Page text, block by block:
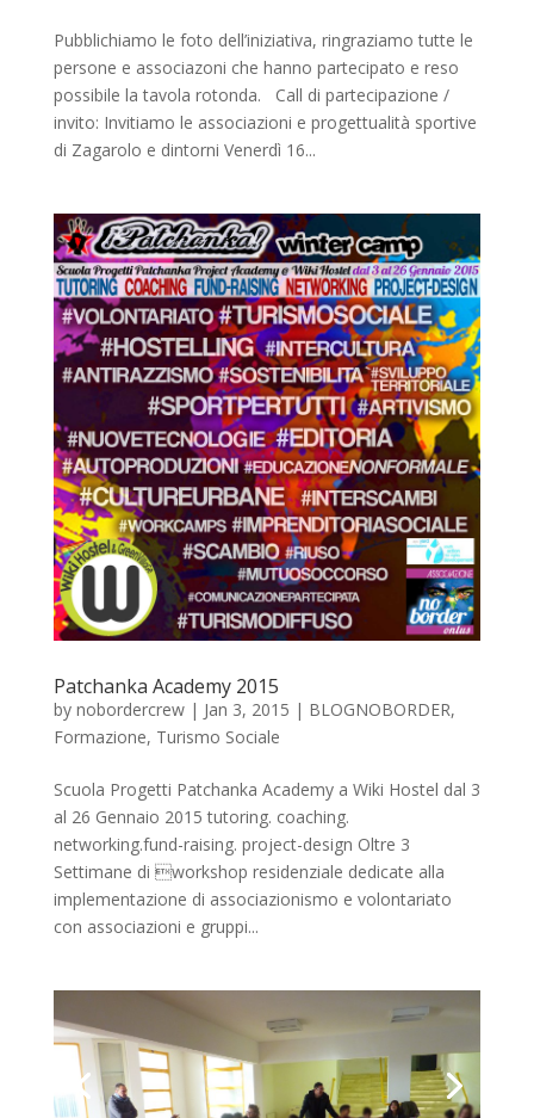
Pubblichiamo le foto dell’iniziativa, ringraziamo tutte le
persone e associazoni che hanno partecipato e reso
possibile la tavola rotonda. Call di partecipazione /
invito: Invitiamo le associazioni e progettualità sportive
di Zagarolo e dintorni Venerdì 16...
Patchanka Academy 2015
by nobordercrew| Jan 3, 2015 | BLOGNOBORDER,
Formazione, Turismo Sociale
Scuola Progetti Patchanka Academy a Wiki Hostel dal 3
al 26 Gennaio 2015 tutoring. coaching.
networking.fund-raising. project-design Oltre 3
Settimane di workshop residenziale dedicate alla
implementazione di associazionismo e volontariato
con associazioni e gruppi...